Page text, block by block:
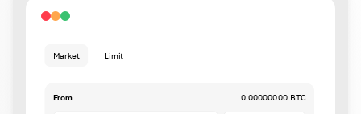
Market Limit
From 0.00000000 BTC